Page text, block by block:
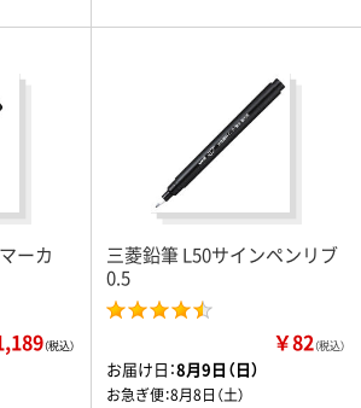
ーカ
三菱鉛筆 L50サインペンリブ
0.5
￥82（税込）
お届け日：8月9日（日）
お急ぎ便：8月8日（土）